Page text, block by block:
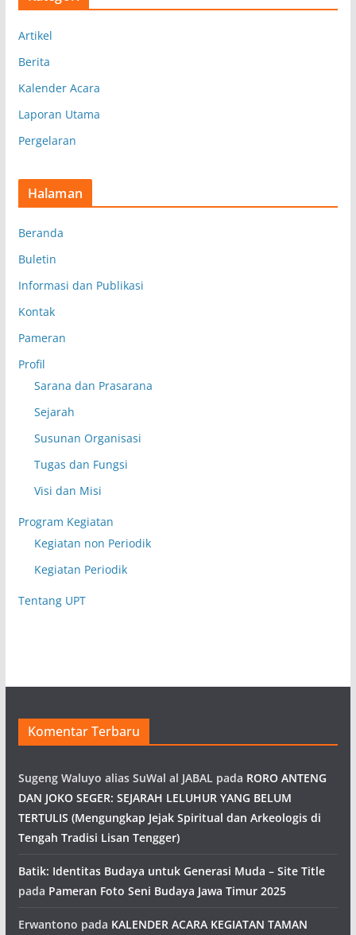
Artikel
Berita
Kalender Acara
Laporan Utama
Pergelaran
Halaman
Beranda
Buletin
Informasi dan Publikasi
Kontak
Pameran
Profil
Sarana dan Prasarana
Sejarah
Susunan Organisasi
Tugas dan Fungsi
Visi dan Misi
Program Kegiatan
Kegiatan non Periodik
Kegiatan Periodik
Tentang UPT
Komentar Terbaru
Sugeng Waluyo alias SuWal al JABALpada RORO ANTENG
DAN JOKO SEGER: SEJARAH LELUHUR YANG BELUM
TERTULIS (Mengungkap Jejak Spiritual dan Arkeologis di
Tengah Tradisi Lisan Tengger)
Batik: Identitas Budaya untuk Generasi Muda – Site Title
pada Pameran Foto Seni Budaya Jawa Timur 2025
Erwantono pada KALENDER ACARA KEGIATAN TAMAN